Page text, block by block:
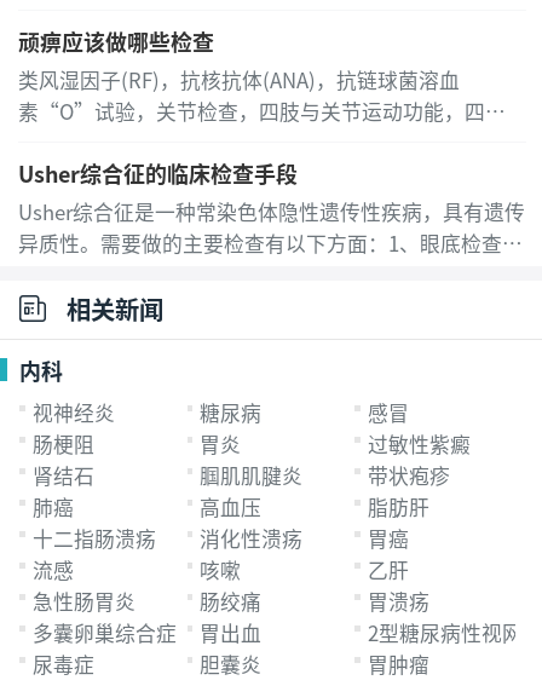
顽痹应该做哪些检查
类风湿因子(RF)，抗核抗体(ANA)，抗链球菌溶血
素“O”试验，关节检查，四肢与关节运动功能，四肢
查。不必对X线恐慌...[详细]
Usher综合征的临床检查手段
Usher综合征是一种常染色体隐性遗传性疾病，具有遗传
异质性。需要做的主要检查有以下方面：1、眼底检查。
呈骨细胞样，不典型者可呈圆形或不规则形
相关新闻
内科
视神经炎 糖尿病
感冒
肠梗阻
胃炎
过敏性紫癜
肾结石
腘肌肌腱炎
带状疱疹
肺癌
高血压
脂肪肝
十二指肠溃疡
消化性溃疡
胃癌
流感
咳嗽
乙肝
急性肠胃炎
肠绞痛
胃溃疡
多囊卵巢综合症
胃出血
2型糖尿病性视网
尿毒症
胆囊炎
胃肿瘤